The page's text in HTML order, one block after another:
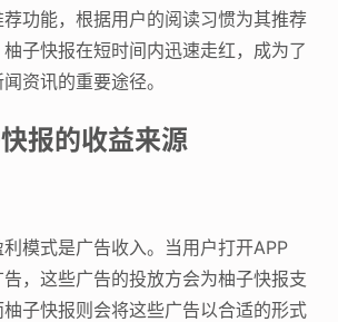
功能，根据用户的阅读习惯为其推荐
子快报在短时间内迅速走红，成为了
资讯的重要途径。
报的收益来源
模式是广告收入。当用户打开APP
，这些广告的投放方会为柚子快报支
子快报则会将这些广告以合适的形式